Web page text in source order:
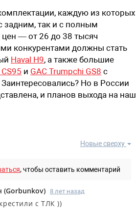
каждую из которых
задним, так и с полным
— от 26 до 38 тысяч
конкурентами должны стать
Haval H9, а также большие
и GAC Trumpchi GS8 с
Но в России
и планов выхода на наш
Новые сверху
, чтобы оставить комментарий
(Gorbunkov) 8 лет назад
с ТЛК ))